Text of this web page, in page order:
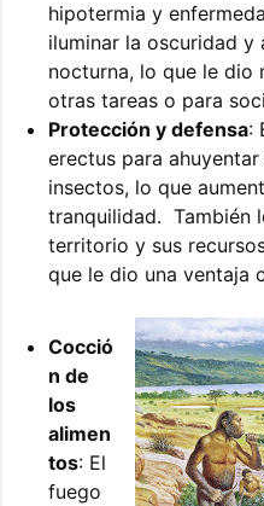
hipotermia y
iluminar la oscuridad y
nocturna, lo que le dio
otras tareas o para
Protección y defensa:
erectus para
insectos, lo que
tranquilidad. También
territorio y sus
que le dio una ventaja
Cocció
n de
los
alimen
tos: El
fuego